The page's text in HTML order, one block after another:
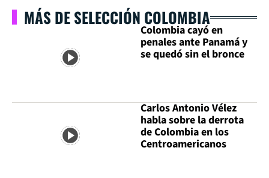
MÁS DE SELECCIÓN COLOMBIA
Colombia cayó en
penales ante Panamá y
se quedó sin el bronce
Carlos Antonio Vélez
habla sobre la derrota
de Colombia en los
Centroamericanos